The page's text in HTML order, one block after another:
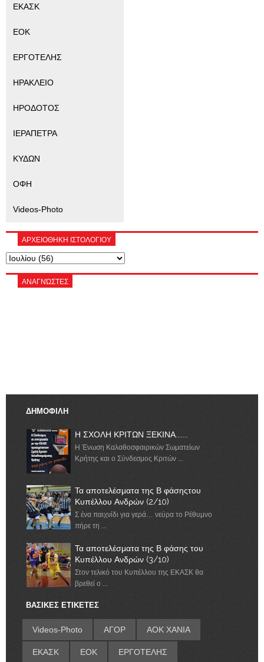
ΕΚΑΣΚ
ΕΟΚ
ΕΡΓΟΤΕΛΗΣ
ΗΡΑΚΛΕΙΟ
ΗΡΟΔΟΤΟΣ
ΙΕΡΑΠΕΤΡΑ
ΚΥΔΩΝ
ΟΦΗ
Videos-Photo
ΑΡΧΕΙΟΘΗΚΗ ΙΣΤΟΛΟΓΙΟΥ
ΑΝΑΓΝΏΣΤΕΣ
ΔΗΜΟΦΙΛΗ
Η ΣΧΟΛΗ ΚΡΙΤΩΝ ΞΕΚΙΝΑ.......
Η Ένωση Καλαθοσφαιρικών Σωματείων
Κρήτης και ο Σύνδεσμος Κριτών ...
Τα αποτελέσματα της Β φάσηςτου
Κυπέλλου Ανδρών (2/10)
Σ ένα παιχνίδι για γερά… νεύρα το Ρέθυμνο
πήρε τη ...
Τα αποτελέσματα της Β φάσης του
Κυπέλλου Ανδρών (3/10)
Στον τελικό του Κυπέλλου της ΕΚΑΣΚ θα
βρεθεί ο ...
ΒΑΣΙΚΕΣ ΕΤΙΚΕΤΕΣ
Videos-Photo ΑΓΟΡ ΑΟΚ ΧΑΝΙΑ
ΕΚΑΣΚ ΕΟΚ ΕΡΓΟΤΕΛΗΣ